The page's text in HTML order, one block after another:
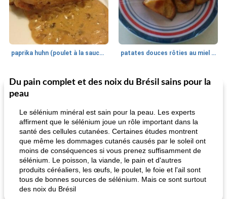
paprika huhn (poulet à la sauce paprika). patates douces rôties au miel / kumara
25min
Petit déjeuner et brunch
quinoa petit déjeuner méditerranéen
45 min
Viande et volaille
Du pain complet et des noix du Brésil sains pour la
peau
Le sélénium minéral est sain pour la peau. Les experts
affirment que le sélénium joue un rôle important dans la
santé des cellules cutanées. Certaines études montrent
que même les dommages cutanés causés par le soleil ont
moins de conséquences si vous prenez suffisamment de
sélénium. Le poisson, la viande, le pain et d'autres
produits céréaliers, les œufs, le poulet, le foie et l'ail sont
tous de bonnes sources de sélénium. Mais ce sont surtout
des noix du Brésil